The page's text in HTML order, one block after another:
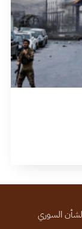
السوري